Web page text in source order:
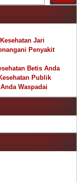
Jari
Penyakit
Betis Anda
Publik
Waspadai